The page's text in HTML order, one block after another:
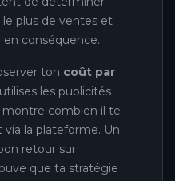
plus de ventes et
conséquence.
ton coût par
les publicités
montre combien il te
via la plateforme. Un
retour sur
que ta stratégie